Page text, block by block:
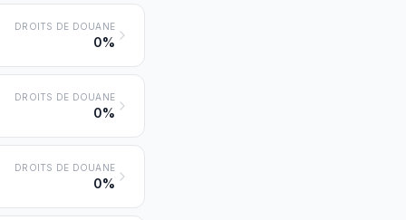
DROITS DE DOUANE
0%
DROITS DE DOUANE
0%
DROITS DE DOUANE
0%